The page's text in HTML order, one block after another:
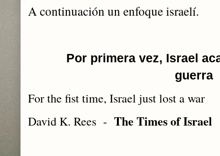
A continuación un enfoque israelí.
Por primera vez, Israel
guerra
For the fist time, Israel just lost a war
David K. Rees - The Times of Israel